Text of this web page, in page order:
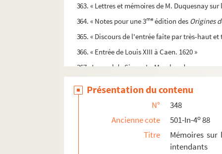
363. « Lettres et mémoires de M. Duquesnay
364. « Notes pour une 3me édition des Origines
365. « Discours de l'entrée faite par très-haut
366. « Entrée de Louis XIII à Caen. 1620 »
367. Journal de Simon Le Marchand
369. « Journal d'un bourgeois de Caen.
372. « Mémoires historiques sur la ville de
Présentation du contenu
N°
348
Ancienne cote
501-In-4o88
Titre
Mémoires sur
intendants